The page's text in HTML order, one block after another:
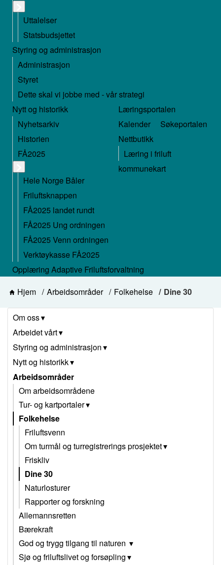
Uttalelser
Statsbudsjettet
Styring og administrasjon
Administrasjon
Styret
Dette skal vi jobbe med - vår strategi
Nytt og historikk
Nyhetsarkiv
Historien
FÅ2025
Hele Norge Båler
Friluftsknappen
FÅ2025 landet rundt
FÅ2025 Ung ordningen
FÅ2025 Venn ordningen
Verktøykasse FÅ2025
Læringsportalen
Kalender
Søkeportalen
Nettbutikk
Læring i friluft
kommunekart
Opplæring Adaptive Friluftsforvaltning
Hjem
Arbeidsområder Folkehelse Dine 30
Om oss
Arbeidet vårt
Styring og administrasjon
Nytt og historikk
Arbeidsområder
Om arbeidsområdene
Tur- og kartportaler
Folkehelse
Friluftsvenn
Om turmål og turregistrerings prosjektet
Friskliv
Dine 30
Naturlosturer
Rapporter og forskning
Allemannsretten
Bærekraft
God og trygg tilgang til naturen
Sjø og friluftslivet og forsøpling